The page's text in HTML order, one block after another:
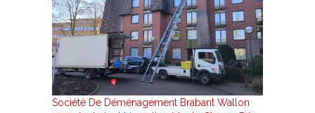
Société De Déménagement Brabant Wallon